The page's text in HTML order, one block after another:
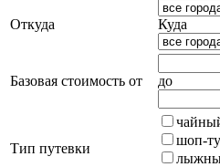
Откуда Куда
Базовая стоимость от
до
Тип путевки
шоп-